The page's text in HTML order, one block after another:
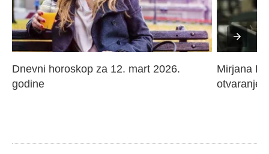
Dnevni horoskop za 12. mart 2026.
godine
Mirjana
otvaranje